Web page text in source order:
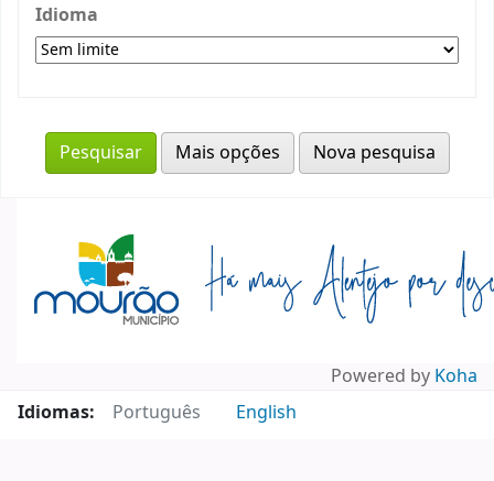
Idioma
Mais opções Nova pesquisa
Powered by Koha
Idiomas:
Português English